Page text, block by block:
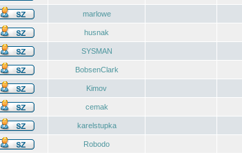
marlowe
husnak
SYSMAN
BobsenClark
Kimov
cemak
karelstupka
Robodo